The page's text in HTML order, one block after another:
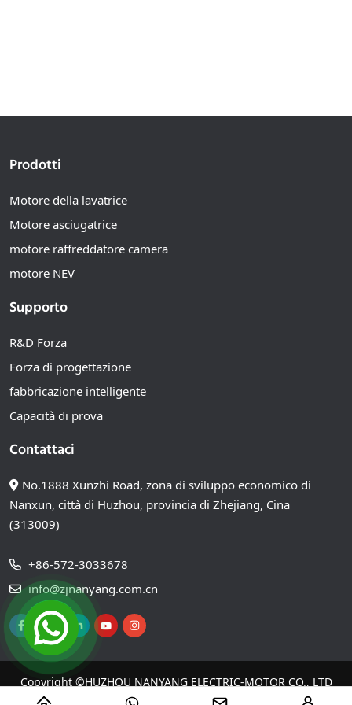
Prodotti
Motore della lavatrice
Motore asciugatrice
motore raffreddatore camera
motore NEV
Supporto
R&D Forza
Forza di progettazione
fabbricazione intelligente
Capacità di prova
Contattaci
No.1888 Xunzhi Road, zona di sviluppo economico di
Nanxun, città di Huzhou, provincia di Zhejiang, Cina
(313009)
+86-572-3033678
info@zjnanyang.com.cn
Copyright ©HUZHOU NANYANG ELECTRIC-MOTOR CO., LTD
Tutti i diritti riservati